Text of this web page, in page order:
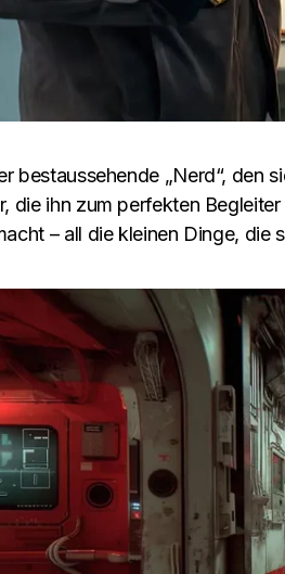
bestaussehende „Nerd“, den
die ihn zum perfekten
– all die kleinen Dinge,